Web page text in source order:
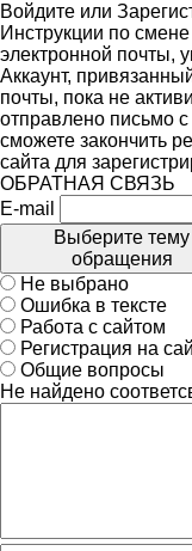
Войдите или
Инструкции по
электронной почты,
Аккаунт,
почты, пока не
отправлено письмо
сможете закончить
сайта для
ОБРАТНАЯ СВЯЗЬ
E-mail
Выберите тему
обращения
Не выбрано
Ошибка в тексте
Работа с сайтом
Регистрация на
Общие вопросы
Не найдено